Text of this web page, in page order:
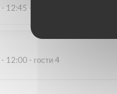
- 12:45 - гости 2
- 12:00 - гости 4